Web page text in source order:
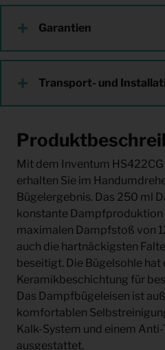
Garantien
Transport- und
Mit dem Inventum
erhalten Sie im
Bügelergebnis. Das 250 ml
konstante Dampfproduktion
maximalen Dampfstoß von
auch die hartnäckigsten
beseitigt. Die Bügelsohle hat
Keramikbeschichtung für
Das Dampfbügeleisen ist
komfortablen
Kalk-System und einem
ausgestattet.